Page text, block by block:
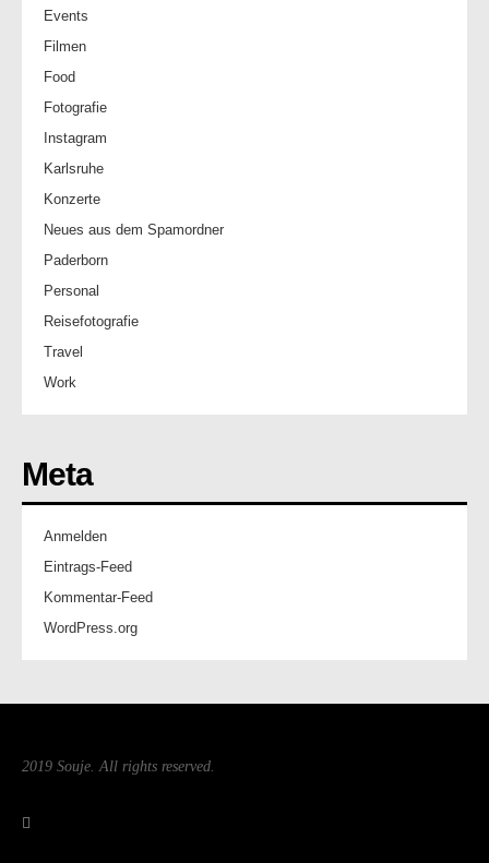
Events
Filmen
Food
Fotografie
Instagram
Karlsruhe
Konzerte
Neues aus dem Spamordner
Paderborn
Personal
Reisefotografie
Travel
Work
Meta
Anmelden
Eintrags-Feed
Kommentar-Feed
WordPress.org
2019 Souje. All rights reserved.